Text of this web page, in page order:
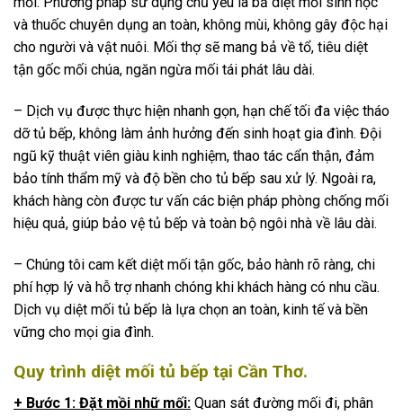
và thuốc chuyên dụng an toàn, không mùi, không gây độc hại
cho người và vật nuôi. Mối thợ sẽ mang bả về tổ, tiêu diệt
tận gốc mối chúa, ngăn ngừa mối tái phát lâu dài.
– Dịch vụ được thực hiện nhanh gọn, hạn chế tối đa việc tháo
dỡ tủ bếp, không làm ảnh hưởng đến sinh hoạt gia đình. Đội
ngũ kỹ thuật viên giàu kinh nghiệm, thao tác cẩn thận, đảm
bảo tính thẩm mỹ và độ bền cho tủ bếp sau xử lý. Ngoài ra,
khách hàng còn được tư vấn các biện pháp phòng chống mối
hiệu quả, giúp bảo vệ tủ bếp và toàn bộ ngôi nhà về lâu dài.
– Chúng tôi cam kết diệt mối tận gốc, bảo hành rõ ràng, chi
phí hợp lý và hỗ trợ nhanh chóng khi khách hàng có nhu cầu.
Dịch vụ diệt mối tủ bếp là lựa chọn an toàn, kinh tế và bền
vững cho mọi gia đình.
Quy trình diệt mối tủ bếp tại Cần Thơ.
+ Bước 1: Đặt mồi nhữ mối: Quan sát đường mối đi, phân